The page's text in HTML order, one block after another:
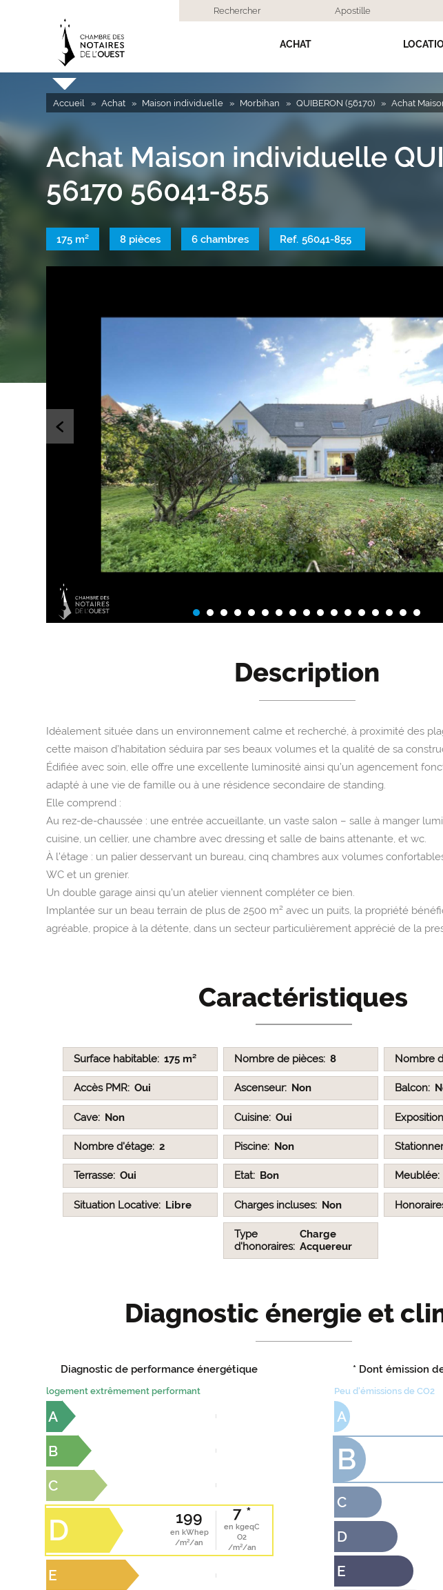
Rechercher Apostille
ACHAT
Accueil Achat Maison individuelle Morbihan QUIBERON (56170) Achat
Achat Maison individuelle
56170 56041-855
175 m² 8 pièces 6 chambres Ref. 56041-855
Description
Idéalement située dans un environnement calme et recherché, à proximité des
cette maison d’habitation séduira par ses beaux volumes et la qualité de sa
Édifiée avec soin, elle offre une excellente luminosité ainsi qu’un agencement
adapté à une vie de famille ou à une résidence secondaire de standing.
Elle comprend :
Au rez-de-chaussée : une entrée accueillante, un vaste salon – salle à manger
cuisine, un cellier, une chambre avec dressing et salle de bains attenante, et wc.
À l’étage : un palier desservant un bureau, cinq chambres aux volumes
WC et un grenier.
Un double garage ainsi qu'un atelier viennent compléter ce bien.
Implantée sur un beau terrain de plus de 2500 m² avec un puits, la propriété
agréable, propice à la détente, dans un secteur particulièrement apprécié de la
Caractéristiques
Surface habitable 175 m² Nombre de pièces 8 Nombre
Accès PMR Oui Ascenseur Non Balcon
Cave Non Cuisine Oui Exposition
Nombre d'étage 2 Piscine Non
Terrasse Oui Etat Bon Meublée
Situation Locative Libre Charges incluses Non
Type
d'honoraires
Charge
Acquereur
Diagnostic énergie et
Diagnostic de performance énergétique
logement extrêmement performant
A
B
C
D 199
en kWhep
/m²/an
7 *
en kgeqC
O2
/m²/an
E
* Dont émission
Peu d'émissions de CO2
A
B
C
D
E